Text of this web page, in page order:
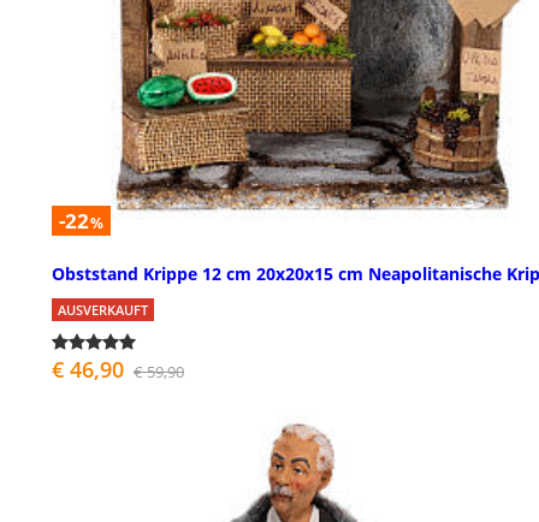
-22%
Obststand Krippe 12 cm 20x20x15 cm Neapolitanische
AUSVERKAUFT
€ 46,90 € 59,90